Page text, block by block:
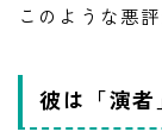
このような悪
彼は「演